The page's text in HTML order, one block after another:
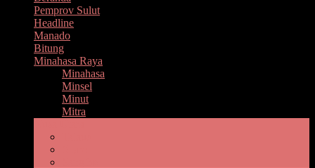
Pemprov Sulut
Headline
Manado
Bitung
Minahasa Raya
Minahasa
Minsel
Minut
Mitra